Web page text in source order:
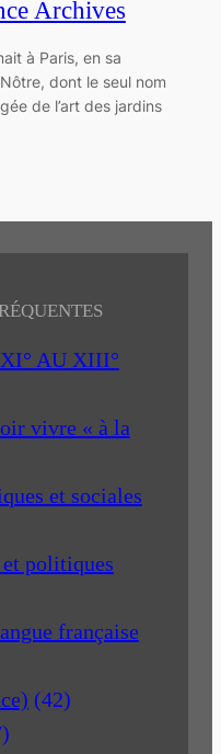
Archives
à Paris, en sa
dont le seul nom
de l’art des jardins
AU XIII°
vivre « à la
et sociales
politiques
française
(42)